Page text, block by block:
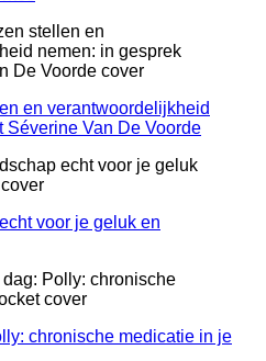
en verantwoordelijkheid
Séverine Van De Voorde
voor je geluk en
chronische medicatie in je